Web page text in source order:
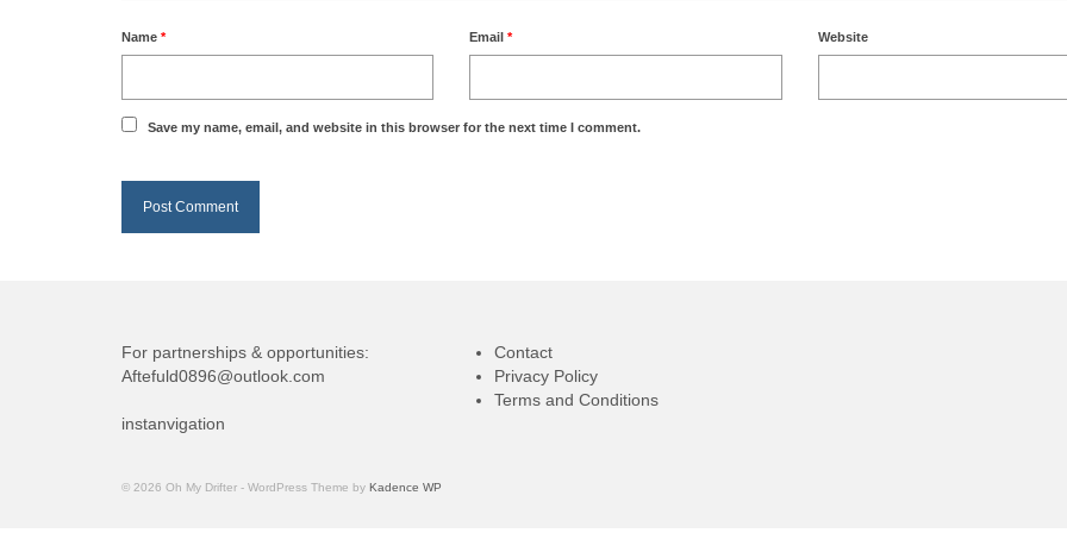
Name * Email* Website
Save my name, email, and website in this browser for the next time I comment.
For partnerships & opportunities:
Aftefuld0896@outlook.com
instanvigation
Contact
Privacy Policy
Terms and Conditions
© 2026 Oh My Drifter - WordPress Theme by Kadence WP